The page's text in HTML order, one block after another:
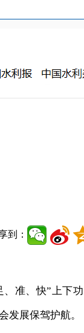
到：
准、快”上下功
发展保驾护航。